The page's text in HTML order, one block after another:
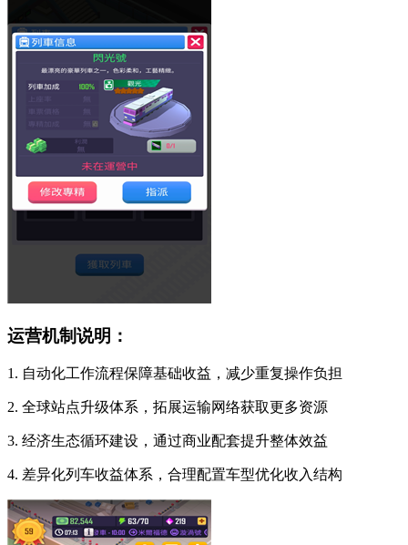
运营机制说明：
1. 自动化工作流程保障基础收益，减少重复操作负担
2. 全球站点升级体系，拓展运输网络获取更多资源
3. 经济生态循环建设，通过商业配套提升整体效益
4. 差异化列车收益体系，合理配置车型优化收入结构